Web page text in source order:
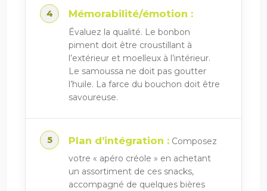
Mémorabilité/émotion :
Évaluez la qualité. Le bonbon
piment doit être croustillant à
l’extérieur et moelleux à l’intérieur.
Le samoussa ne doit pas goutter
l’huile. La farce du bouchon doit être
savoureuse.
Plan d’intégration : Composez
votre « apéro créole » en achetant
un assortiment de ces snacks,
accompagné de quelques bières